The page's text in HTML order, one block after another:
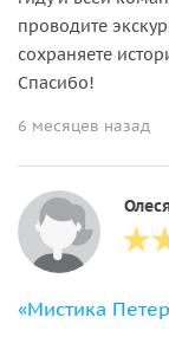
проводите
сохраняете
Спасибо!
6 месяцев назад